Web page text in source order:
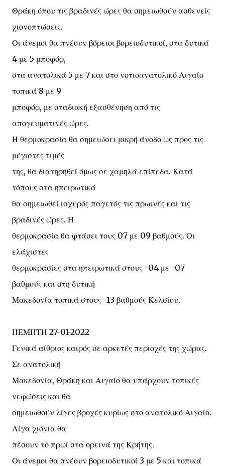
Θράκη όπου τις βραδινές ώρες θα σημειωθούν ασθενείς
χιονοπτώσεις.
Οι άνεμοι θα πνέουν βόρειοι βορειοδυτικοί, στα δυτικά
4 με 5 μποφόρ,
στα ανατολικά 5 με 7 και στο νοτιοανατολικό Αιγαίο
τοπικά 8 με 9
μποφόρ, με σταδιακή εξασθένηση από τις
απογευματινές ώρες.
Η θερμοκρασία θα σημειώσει μικρή άνοδο ως προς τις
μέγιστες τιμές
της, θα διατηρηθεί όμως σε χαμηλά επίπεδα. Κατά
τόπους στα ηπειρωτικά
θα σημειωθεί ισχυρός παγετός τις πρωινές και τις
βραδινές ώρες. Η
θερμοκρασία θα φτάσει τους 07 με 09 βαθμούς. Οι
ελάχιστες
θερμοκρασίες στα ηπειρωτικά στους -04 με -07
βαθμούς και στη δυτική
Μακεδονία τοπικά στους -13 βαθμούς Κελσίου.
ΠΕΜΠΤΗ 27-01-2022
Γενικά αίθριος καιρός σε αρκετές περιοχές της χώρας.
Σε ανατολική
Μακεδονία, Θράκη και Αιγαίο θα υπάρχουν τοπικές
νεφώσεις και θα
σημειωθούν λίγες βροχές κυρίως στο ανατολικό Αιγαίο.
Λίγα χιόνια θα
πέσουν το πρωί στα ορεινά της Κρήτης.
Οι άνεμοι θα πνέουν βορειοδυτικοί 3 με 5 και τοπικά